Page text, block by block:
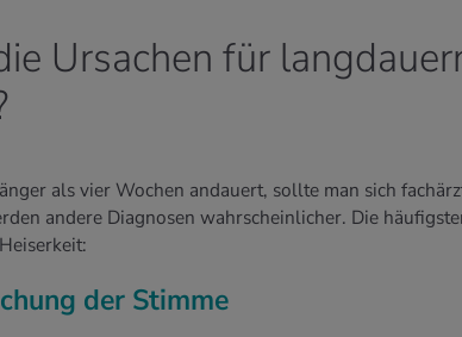
Ursachen für
als vier Wochen andauert, sollte man sich
andere Diagnosen wahrscheinlicher. Die
der Stimme